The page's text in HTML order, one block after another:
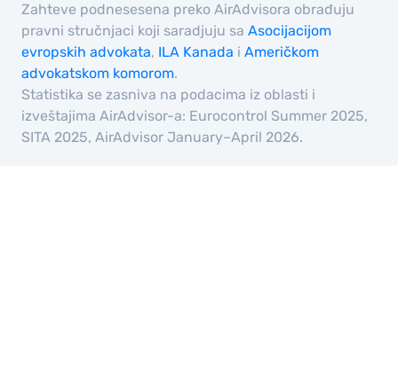
Zahteve podnesesena preko AirAdvisora obrađuju
pravni stručnjaci koji saradjuju sa Asocijacijom
evropskih advokata, ILA Kanada i Američkom
advokatskom komorom.
Statistika se zasniva na podacima iz oblasti i
izveštajima AirAdvisor-a: Eurocontrol Summer 2025,
SITA 2025, AirAdvisor January–April 2026.